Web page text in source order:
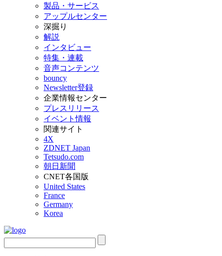
製品・サービス
アップルセンター
深掘り
解説
インタビュー
特集・連載
音声コンテンツ
bouncy
Newsletter登録
企業情報センター
プレスリリース
イベント情報
関連サイト
4X
ZDNET Japan
Tetsudo.com
朝日新聞
CNET各国版
United States
France
Germany
Korea